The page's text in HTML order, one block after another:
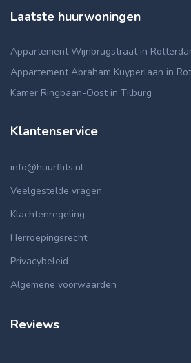
Laatste huurwoningen
Appartement Wijnbrugstraat in
Appartement Abraham Kuyperlaan in
Kamer Ringbaan-Oost in Tilburg
Klantenservice
info@huurflits.nl
Veelgestelde vragen
Klachtenregeling
Herroepingsrecht
Privacybeleid
Algemene voorwaarden
Reviews